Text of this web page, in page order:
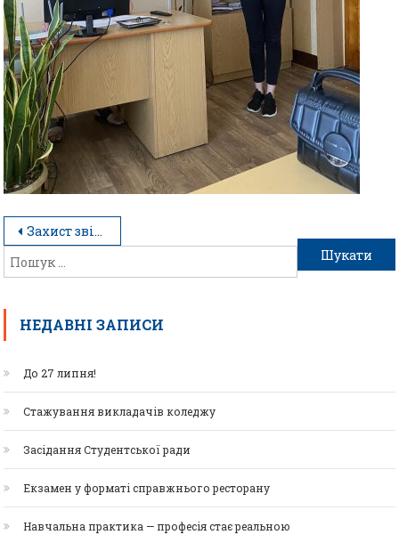
Захист звітів
НЕДАВНІ ЗАПИСИ
До 27 липня!
Стажування викладачів коледжу
Засідання Студентської ради
Екзамен у форматі справжнього ресторану
Навчальна практика — професія стає реальною